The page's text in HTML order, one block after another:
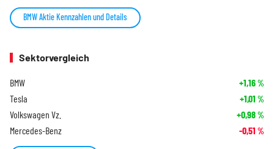
BMW Aktie Kennzahlen und Details
Sektorvergleich
BMW +1,16%
Tesla +1,01 %
Volkswagen Vz. +0,98%
Mercedes-Benz -0,51 %